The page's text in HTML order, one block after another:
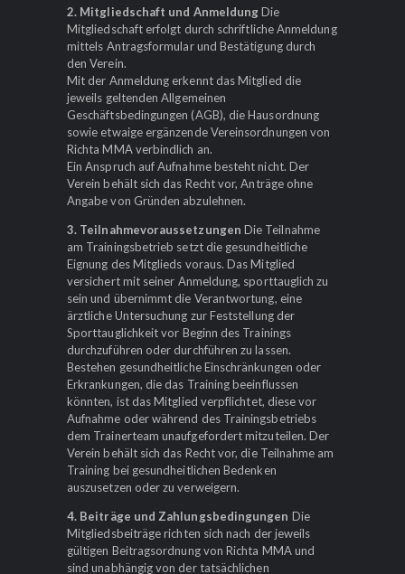
2. Mitgliedschaft und AnmeldungDie
Mitgliedschaft erfolgt durch schriftliche Anmeldung
mittels Antragsformular und Bestätigung durch
den Verein.
Mit der Anmeldung erkennt das Mitglied die
jeweils geltenden Allgemeinen
Geschäftsbedingungen (AGB), die Hausordnung
sowie etwaige ergänzende Vereinsordnungen von
Richta MMA verbindlich an.
Ein Anspruch auf Aufnahme besteht nicht. Der
Verein behält sich das Recht vor, Anträge ohne
Angabe von Gründen abzulehnen.
3. Teilnahmevoraussetzungen Die Teilnahme
am Trainingsbetrieb setzt die gesundheitliche
Eignung des Mitglieds voraus. Das Mitglied
versichert mit seiner Anmeldung, sporttauglich zu
sein und übernimmt die Verantwortung, eine
ärztliche Untersuchung zur Feststellung der
Sporttauglichkeit vor Beginn des Trainings
durchzuführen oder durchführen zu lassen.
Bestehen gesundheitliche Einschränkungen oder
Erkrankungen, die das Training beeinflussen
könnten, ist das Mitglied verpflichtet, diese vor
Aufnahme oder während des Trainingsbetriebs
dem Trainerteam unaufgefordert mitzuteilen. Der
Verein behält sich das Recht vor, die Teilnahme am
Training bei gesundheitlichen Bedenken
auszusetzen oder zu verweigern.
4. Beiträge und Zahlungsbedingungen Die
Mitgliedsbeiträge richten sich nach der jeweils
gültigen Beitragsordnung von Richta MMA und
sind unabhängig von der tatsächlichen